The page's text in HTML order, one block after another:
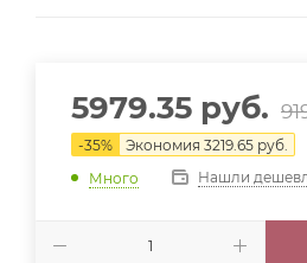
5979.35 руб.
-35% Экономия 3219.65 руб.
Много
Нашли